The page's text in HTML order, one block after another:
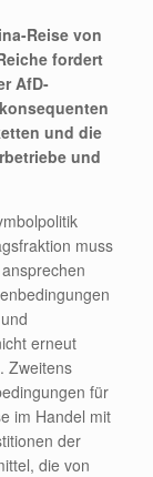
Reise von
fordert
AfD-
und die
und
muss
erneut
Zweitens
für
im Handel mit
der
die von